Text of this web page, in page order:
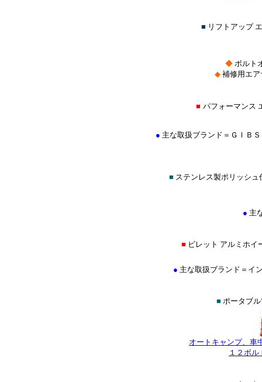
■ リフトアップ
◆ボルト
◆ 補修用エ
■ パフォーマンス
● 主な取扱ブランド＝ＧＩＢ
■ ステンレス製ポリッシ
● 主
■ ビレット アルミホ
● 主な取扱ブランド＝イ
■ ポータブ
オートキャンプ、車
１２ボ